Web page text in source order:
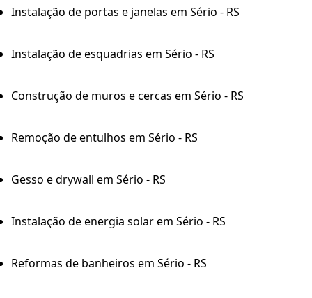
Instalação de portas e janelas em Sério - RS
Instalação de esquadrias em Sério - RS
Construção de muros e cercas em Sério - RS
Remoção de entulhos em Sério - RS
Gesso e drywall em Sério - RS
Instalação de energia solar em Sério - RS
Reformas de banheiros em Sério - RS